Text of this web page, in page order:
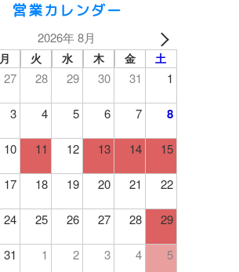
営業カレンダー
2026年 8月
月 火 水 木 金 土
27 28 29 30 31 1
3 4 5 6 7 8
10 11 12 13 14 15
17 18 19 20 21 22
24 25 26 27 28 29
31 1 2 3 4 5